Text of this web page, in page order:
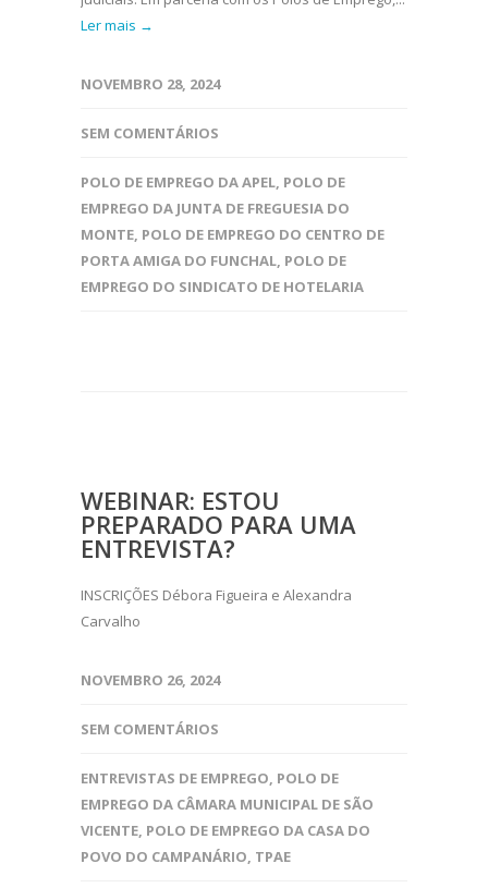
Ler mais →
NOVEMBRO 28, 2024
SEM COMENTÁRIOS
POLO DE EMPREGO DA APEL, POLO DE
EMPREGO DA JUNTA DE FREGUESIA DO
MONTE, POLO DE EMPREGO DO CENTRO DE
PORTA AMIGA DO FUNCHAL, POLO DE
EMPREGO DO SINDICATO DE HOTELARIA
WEBINAR: ESTOU
PREPARADO PARA UMA
ENTREVISTA?
INSCRIÇÕES Débora Figueira e Alexandra
Carvalho
NOVEMBRO 26, 2024
SEM COMENTÁRIOS
ENTREVISTAS DE EMPREGO, POLO DE
EMPREGO DA CÂMARA MUNICIPAL DE SÃO
VICENTE, POLO DE EMPREGO DA CASA DO
POVO DO CAMPANÁRIO, TPAE